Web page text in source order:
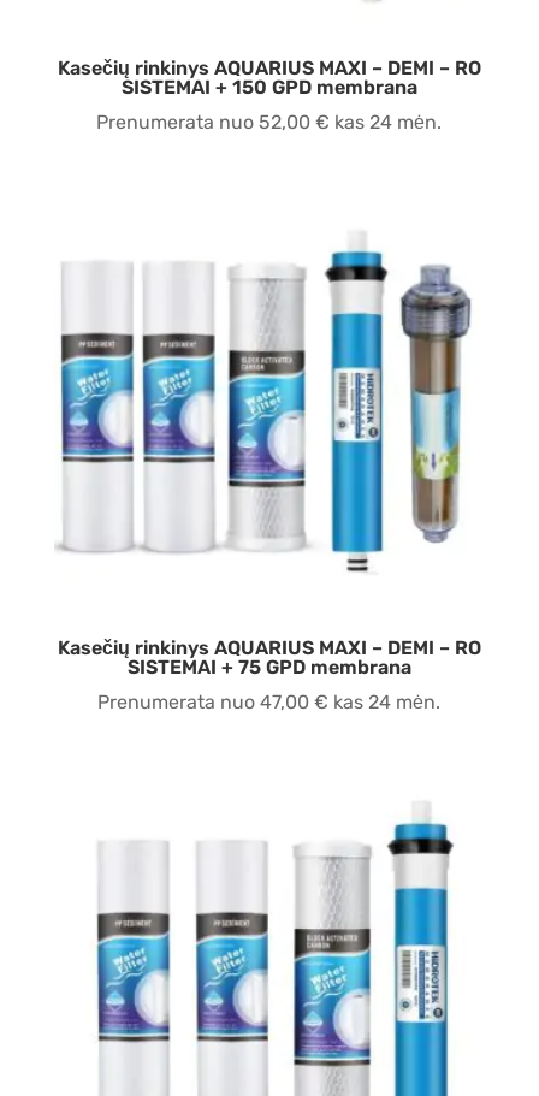
Kasečių rinkinys AQUARIUS MAXI – DEMI – RO
SISTEMAI + 150 GPD membrana
Prenumerata nuo52,00€ kas 24 mėn.
Kasečių rinkinys AQUARIUS MAXI – DEMI – RO
SISTEMAI + 75 GPD membrana
Prenumerata nuo47,00€ kas 24 mėn.